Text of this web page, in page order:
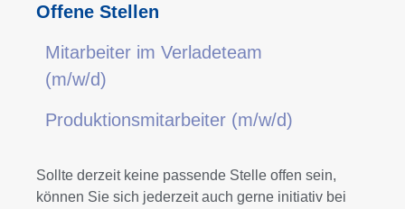
Offene Stellen
Mitarbeiter im Verladeteam
(m/w/d)
Produktionsmitarbeiter (m/w/d)
Sollte derzeit keine passende Stelle offen sein,
können Sie sich jederzeit auch gerne initiativ bei